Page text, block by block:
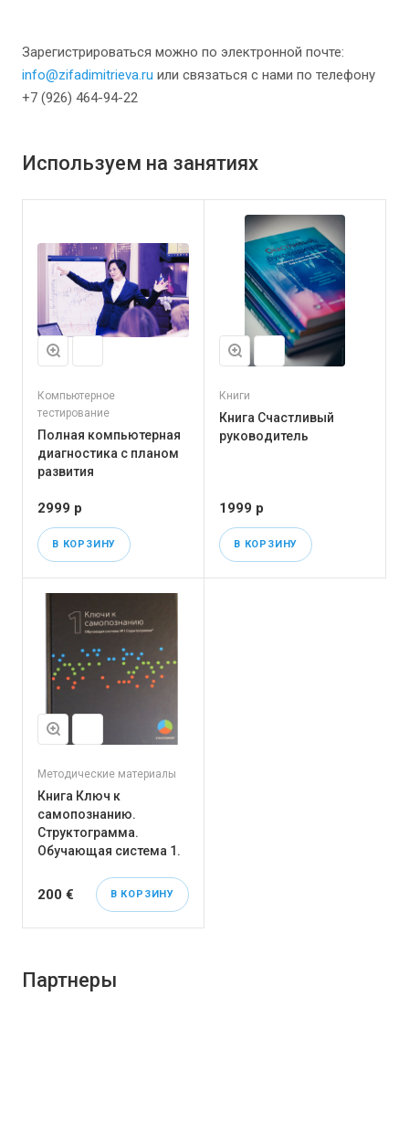
Зарегистрироваться можно по электронной почте:
info@zifadimitrieva.ru или связаться с нами по телефону
+7 (926) 464-94-22
Используем на занятиях
Компьютерное
тестирование
Полная компьютерная
диагностика с планом
развития
2999 р
В КОРЗИНУ
Книги
Книга Счастливый
руководитель
1999 р
В КОРЗИНУ
Методические материалы
Книга Ключ к
самопознанию.
Структограмма.
Обучающая система 1.
200 € В КОРЗИНУ
Партнеры